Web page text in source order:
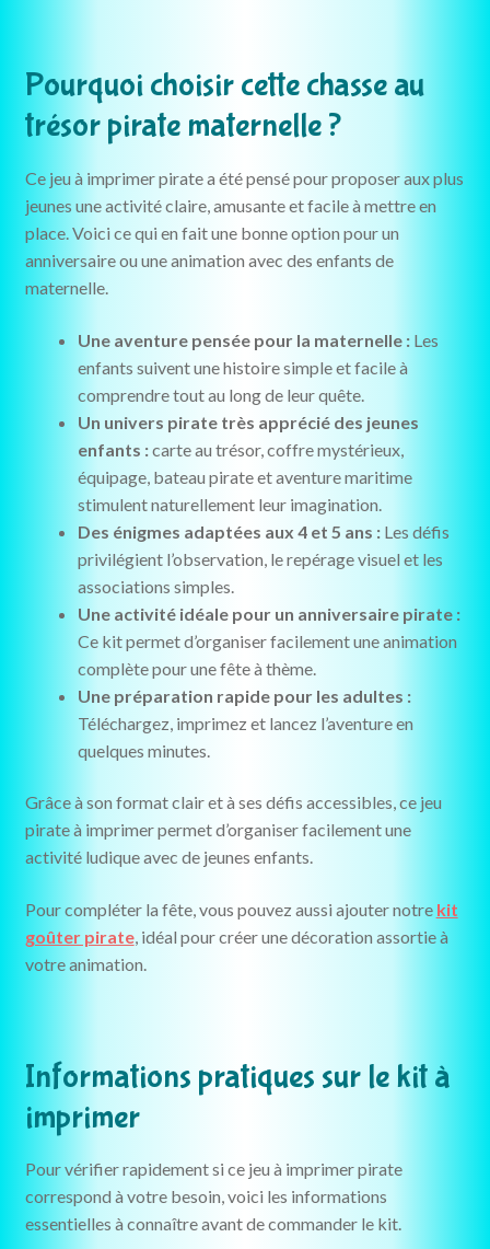
Pourquoi choisir cette chasse au
trésor pirate maternelle ?
Ce jeu à imprimer pirate a été pensé pour proposer aux plus
jeunes une activité claire, amusante et facile à mettre en
place. Voici ce qui en fait une bonne option pour un
anniversaire ou une animation avec des enfants de
maternelle.
Une aventure pensée pour la maternelle :Les
enfants suivent une histoire simple et facile à
comprendre tout au long de leur quête.
Un univers pirate très apprécié des jeunes
enfants :carte au trésor, coffre mystérieux,
équipage, bateau pirate et aventure maritime
stimulent naturellement leur imagination.
Des énigmes adaptées aux 4 et 5 ans :Les défis
privilégient l’observation, le repérage visuel et les
associations simples.
Une activité idéale pour un anniversaire pirate :
Ce kit permet d’organiser facilement une animation
complète pour une fête à thème.
Une préparation rapide pour les adultes :
Téléchargez, imprimez et lancez l’aventure en
quelques minutes.
Grâce à son format clair et à ses défis accessibles, ce jeu
pirate à imprimer permet d’organiser facilement une
activité ludique avec de jeunes enfants.
Pour compléter la fête, vous pouvez aussi ajouter notre kit
goûter pirate, idéal pour créer une décoration assortie à
votre animation.
Informations pratiques sur le kit à
imprimer
Pour vérifier rapidement si ce jeu à imprimer pirate
correspond à votre besoin, voici les informations
essentielles à connaître avant de commander le kit.